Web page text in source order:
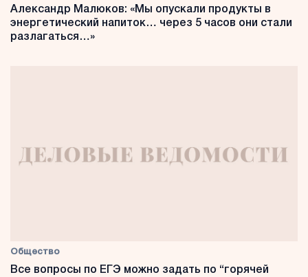
Александр Малюков: «Мы опускали продукты в
энергетический напиток… через 5 часов они стали
разлагаться…»
Общество
Все вопросы по ЕГЭ можно задать по “горячей